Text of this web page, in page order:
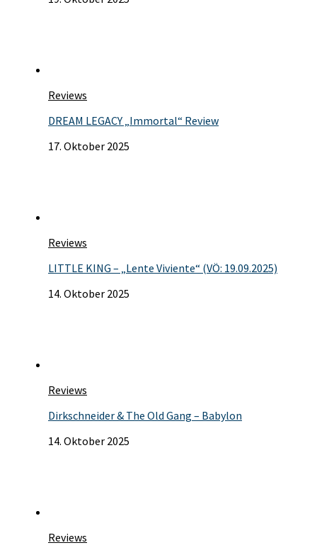
Reviews
DREAM LEGACY „Immortal“ Review
17. Oktober 2025
Reviews
LITTLE KING – „Lente Viviente“ (VÖ: 19.09.2025)
14. Oktober 2025
Reviews
Dirkschneider & The Old Gang – Babylon
14. Oktober 2025
Reviews